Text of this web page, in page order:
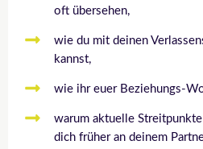
oft übersehen,
wie du mit deinen
kannst,
wie ihr euer Beziehungs-
warum aktuelle
dich früher an deinem